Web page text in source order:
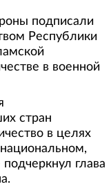
подписали
Республики
в военной
стран
в целях
глава